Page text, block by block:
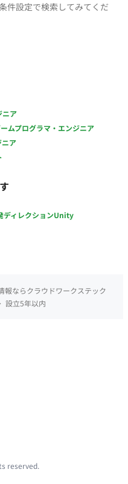
件設定で検索してみてくだ
ニア
ムプログラマ・エンジニア
ニア
ディレクションUnity
報ならクラウドワークステック
設立5年以内
reserved.